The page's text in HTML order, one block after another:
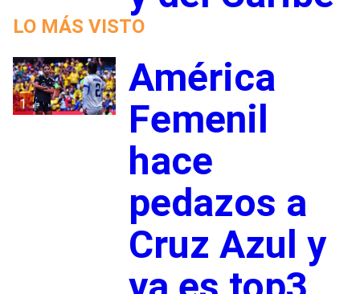
LO MÁS VISTO
1
América
Femenil
hace
pedazos a
Cruz Azul y